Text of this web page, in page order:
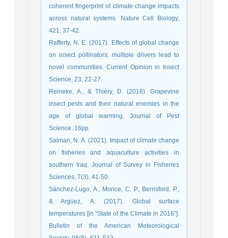
coherent fingerprint of climate change impacts
across natural systems. Nature Cell Biology,
421, 37-42.
Rafferty, N. E. (2017). Effects of global change
on insect pollinators: multiple drivers lead to
novel communities. Current Opinion in Insect
Reineke, A., & Thiéry, D. (2016). Grapevine
insect pests and their natural enemies in the
age of global warming. Journal of Pest
Science. 16pp
Salman, N. A. (2021). Impact of climate change
on fisheries and aquaculture activities in
southern Iraq. Journal of Survey in Fisheries
Sciences, 7(3), 41-50.
Sánchez-Lugo, A., Morice, C. P., Berrisford, P.,
& Argüez, A. (2017). Global surface
temperatures [in “State of the Climate in 2016”].
Bulletin of the American Meteorological